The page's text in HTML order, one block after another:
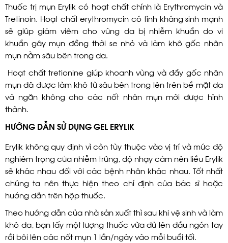
Thuốc trị mụn Erylik có hoạt chất chính là Erythromycin và
Tretinoin. Hoạt chất erythromycin có tính kháng sinh mạnh
sẽ giúp giảm viêm cho vùng da bị nhiễm khuẩn do vi
khuẩn gây mụn đồng thời se nhỏ và làm khô gốc nhân
mụn nằm sâu bên trong da.
Hoạt chất tretionine giúp khoanh vùng và đẩy gốc nhân
mụn đã được làm khô từ sâu bên trong lên trên bề mặt da
và ngăn không cho các nốt nhân mụn mới được hình
thành.
HƯỚNG DẪN SỬ DỤNG GEL ERYLIK
Erylik không quy định vì còn tùy thuộc vào vị trí và mức độ
nghiêm trọng của nhiễm trùng, độ nhạy cảm nên liều Erylik
sẽ khác nhau đối với các bệnh nhân khác nhau. Tốt nhất
chúng ta nên thực hiện theo chỉ định của bác sĩ hoặc
hướng dẫn trên hộp thuốc.
Theo hướng dẫn của nhà sản xuất thì sau khi vệ sinh và làm
khô da, bạn lấy một lượng thuốc vừa đủ lên đầu ngón tay
rồi bôi lên các nốt mụn 1 lần/ngày vào mỗi buổi tối.